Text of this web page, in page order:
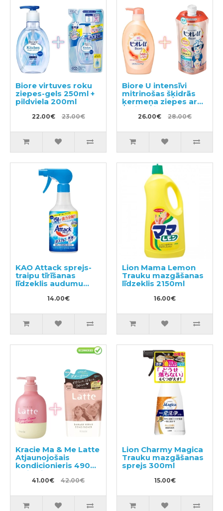
Biore virtuves roku
ziepes-gels 250ml +
pildviela 200ml
22.00€ 23.00€
Biore U intensīvi
mitrinošas šķidrās
ķermeņa ziepes ar
maigu ziedu-augļu
aromātu 480ml +
26.00€ 28.00€
KAO Attack sprejs-
traipu tīrīšanas
līdzeklis audumu
apstrādei pirms
mazgāšanas 300ml
14.00€
Lion Mama Lemon
Trauku mazgāšanas
līdzeklis 2150ml
16.00€
Kracie Ma & Me Latte
Atjaunojošais
kondicionieris 490g
+ pildviela 360g
41.00€ 42.00€
Lion Charmy Magica
Trauku mazgāšanas
sprejs 300ml
15.00€